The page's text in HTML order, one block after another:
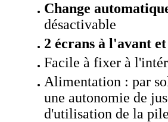
Change
désactivable
2 écrans à l'avant
Facile à fixer à
Alimentation : par
une autonomie de
d'utilisation de la